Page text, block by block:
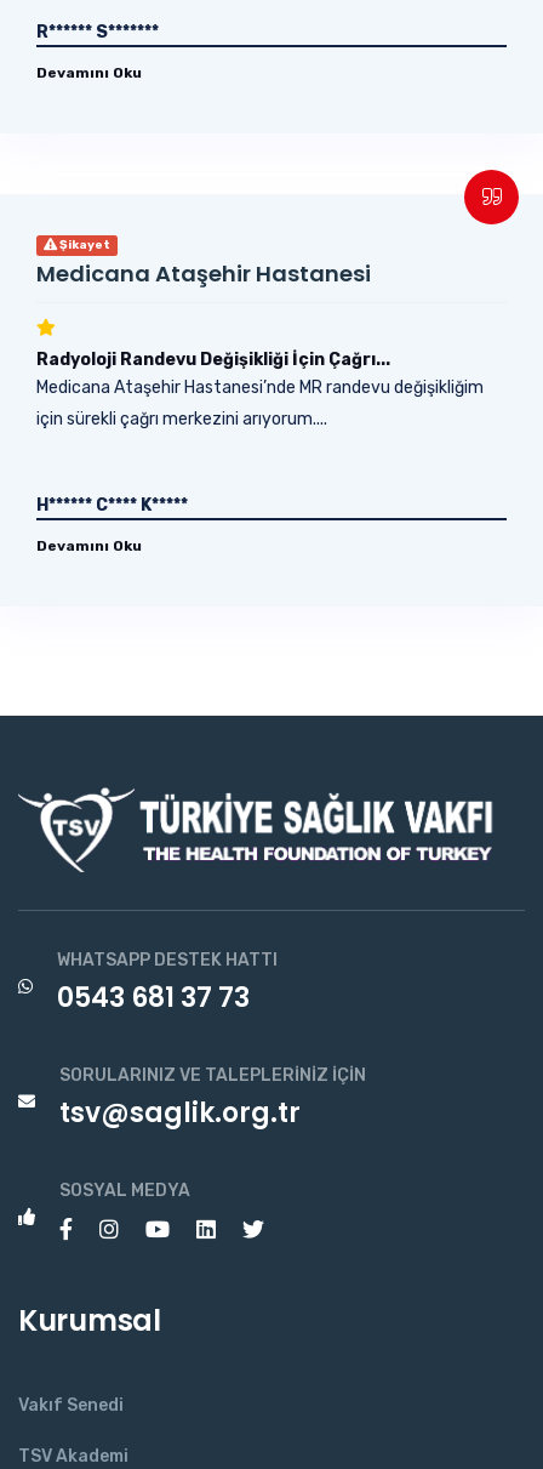
R****** S*******
Devamını Oku
Şikayet
Medicana Ataşehir Hastanesi
Radyoloji Randevu Değişikliği İçin Çağrı...
Medicana Ataşehir Hastanesi’nde MR randevu değişikliğim
için sürekli çağrı merkezini arıyorum....
H****** C**** K*****
Devamını Oku
WHATSAPP DESTEK HATTI
0543 681 37 73
SORULARINIZ VE TALEPLERINIZ İÇIN
tsv@saglik.org.tr
SOSYAL MEDYA
Kurumsal
Vakıf Senedi
TSV Akademi